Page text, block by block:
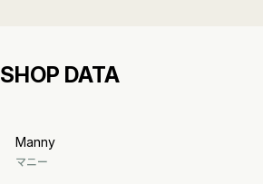
SHOP DATA
Manny
マニー